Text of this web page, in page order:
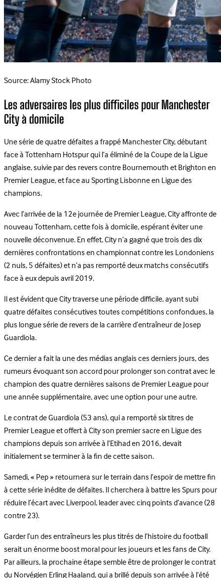
Source: Alamy Stock Photo
Les adversaires les plus difficiles pour Manchester
City à domicile
Une série de quatre défaites a frappé Manchester City, débutant
face à Tottenham Hotspur qui l’a éliminé de la Coupe de la Ligue
anglaise, suivie par des revers contre Bournemouth et Brighton en
Premier League, et face au Sporting Lisbonne en Ligue des
champions.
Avec l’arrivée de la 12e journée de Premier League, City affronte de
nouveau Tottenham, cette fois à domicile, espérant éviter une
nouvelle déconvenue. En effet, City n’a gagné que trois des dix
dernières confrontations en championnat contre les Londoniens
(2 nuls, 5 défaites) et n’a pas remporté deux matchs consécutifs
face à eux depuis avril 2019.
Il est évident que City traverse une période difficile, ayant subi
quatre défaites consécutives toutes compétitions confondues, la
plus longue série de revers de la carrière d’entraîneur de Josep
Guardiola.
Ce dernier a fait la une des médias anglais ces derniers jours, des
rumeurs évoquant son accord pour prolonger son contrat avec le
champion des quatre dernières saisons de Premier League pour
une année supplémentaire, avec une option pour une autre.
Le contrat de Guardiola (53 ans), qui a remporté six titres de
Premier League et offert à City son premier sacre en Ligue des
champions depuis son arrivée à l’Etihad en 2016, devait
initialement se terminer à la fin de cette saison.
Samedi, « Pep » retournera sur le terrain dans l’espoir de mettre fin
à cette série inédite de défaites. Il cherchera à battre les Spurs pour
réduire l’écart avec Liverpool, leader avec cinq points d’avance (28
contre 23).
Garder l’un des entraîneurs les plus titrés de l’histoire du football
serait un énorme boost moral pour les joueurs et les fans de City.
Par ailleurs, la prochaine étape semble être de prolonger le contrat
du Norvégien Erling Haaland, qui a brillé depuis son arrivée à l’été